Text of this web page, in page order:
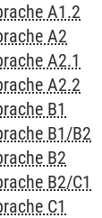
A1.2
A2
A2.1
A2.2
B1
B1/B2
B2
B2/C1
C1